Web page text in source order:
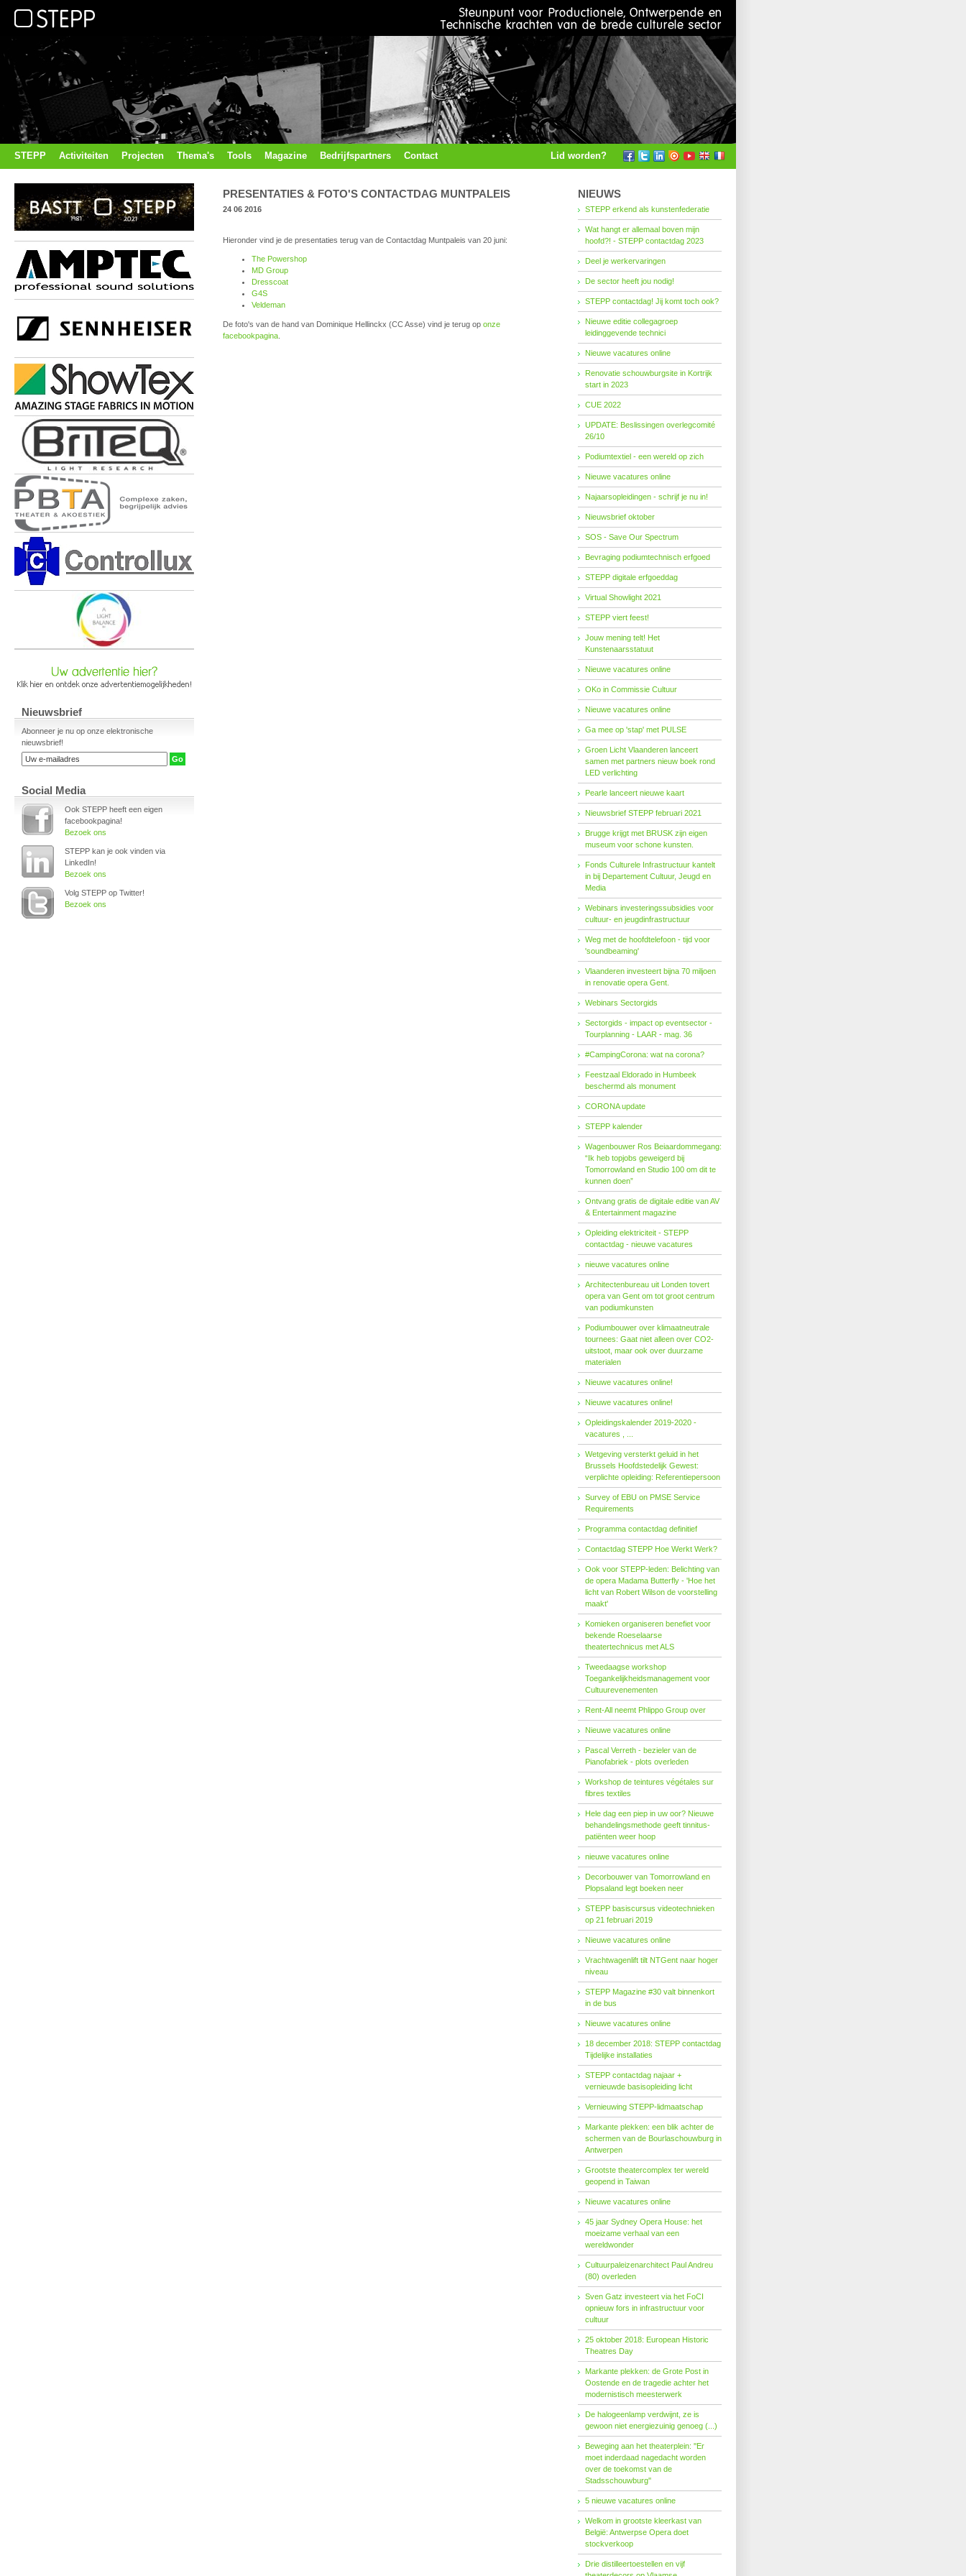
STEPP Activiteiten Projecten Thema's Tools Magazine Bedrijfspartners Contact Lid worden?
Nieuwsbrief
Abonneer je nu op onze elektronische
nieuwsbrief!
Social Media
Ook STEPP heeft een eigen
facebookpagina!
Bezoek ons
STEPP kan je ook vinden via
LinkedIn!
Bezoek ons
Volg STEPP op Twitter!
Bezoek ons
PRESENTATIES & FOTO'S CONTACTDAG MUNTPALEIS
24 06 2016
Hieronder vind je de presentaties terug van de Contactdag Muntpaleis van 20 juni:
The Powershop
MD Group
Dresscoat
G4S
Veldeman
De foto's van de hand van Dominique Hellinckx (CC Asse) vind je terug op onze
facebookpagina
NIEUWS
STEPP erkend als kunstenfederatie
Wat hangt er allemaal boven mijn
hoofd?! - STEPP contactdag 2023
Deel je werkervaringen
De sector heeft jou nodig!
STEPP contactdag! Jij komt toch ook?
Nieuwe editie collegagroep
leidinggevende technici
Nieuwe vacatures online
Renovatie schouwburgsite in Kortrijk
start in 2023
CUE 2022
UPDATE: Beslissingen overlegcomité
26/10
Podiumtextiel - een wereld op zich
Nieuwe vacatures online
Najaarsopleidingen - schrijf je nu in!
Nieuwsbrief oktober
SOS - Save Our Spectrum
Bevraging podiumtechnisch erfgoed
STEPP digitale erfgoeddag
Virtual Showlight 2021
STEPP viert feest!
Jouw mening telt! Het
Kunstenaarsstatuut
Nieuwe vacatures online
OKo in Commissie Cultuur
Nieuwe vacatures online
Ga mee op 'stap' met PULSE
Groen Licht Vlaanderen lanceert
samen met partners nieuw boek rond
LED verlichting
Pearle lanceert nieuwe kaart
Nieuwsbrief STEPP februari 2021
Brugge krijgt met BRUSK zijn eigen
museum voor schone kunsten.
Fonds Cul­tu­re­le In­fra­struc­tuur kan­telt
in bij De­par­te­ment Cul­tuur, Jeugd en
Me­dia
Webinars investeringssubsidies voor
cultuur- en jeugdinfrastructuur
Weg met de hoofdtelefoon - tijd voor
'soundbeaming'
Vlaanderen investeert bijna 70 miljoen
in renovatie opera Gent.
Webinars Sectorgids
Sectorgids - impact op eventsector -
Tourplanning - LAAR - mag. 36
#CampingCorona: wat na corona?
Feestzaal Eldorado in Humbeek
beschermd als monument
CORONA update
STEPP kalender
Wagenbouwer Ros Beiaardommegang:
“Ik heb topjobs geweigerd bij
Tomorrowland en Studio 100 om dit te
kunnen doen”
Ontvang gratis de digitale editie van AV
& Entertainment magazine
Opleiding elektriciteit - STEPP
contactdag - nieuwe vacatures
nieuwe vacatures online
Architectenbureau uit Londen tovert
opera van Gent om tot groot centrum
van podiumkunsten
Podiumbouwer over klimaatneutrale
tournees: Gaat niet alleen over CO2-
uitstoot, maar ook over duurzame
materialen
Nieuwe vacatures online!
Nieuwe vacatures online!
Opleidingskalender 2019-2020 -
vacatures , ...
Wetgeving versterkt geluid in het
Brussels Hoofdstedelijk Gewest:
verplichte opleiding: Referentiepersoon
Survey of EBU on PMSE Service
Requirements
Programma contactdag definitief
Contactdag STEPP Hoe Werkt Werk?
Ook voor STEPP-leden: Belichting van
de opera Madama Butterfly - 'Hoe het
licht van Robert Wilson de voorstelling
maakt'
Komieken organiseren benefiet voor
bekende Roeselaarse
theatertechnicus met ALS
Tweedaagse workshop
Toegankelijkheidsmanagement voor
Cultuurevenementen
Rent-All neemt Phlippo Group over
Nieuwe vacatures online
Pascal Verreth - bezieler van de
Pianofabriek - plots overleden
Workshop de teintures végétales sur
fibres textiles
Hele dag een piep in uw oor? Nieuwe
behandelings­methode geeft tinnitus-
patiënten weer hoop
nieuwe vacatures online
Decorbouwer van Tomorrowland en
Plopsaland legt boeken neer
STEPP basiscursus videotechnieken
op 21 februari 2019
Nieuwe vacatures online
Vrachtwagenlift tilt NTGent naar hoger
niveau
STEPP Magazine #30 valt binnenkort
in de bus
Nieuwe vacatures online
18 december 2018: STEPP contactdag
Tijdelijke installaties
STEPP contactdag najaar +
vernieuwde basisopleiding licht
Vernieuwing STEPP-lidmaatschap
Markante plekken: een blik achter de
schermen van de Bourlaschouwburg in
Antwerpen
Grootste theatercomplex ter wereld
geopend in Taiwan
Nieuwe vacatures online
45 jaar Sydney Opera House: het
moeizame verhaal van een
wereldwonder
Cultuurpaleizenarchitect Paul Andreu
(80) overleden
Sven Gatz investeert via het FoCI
opnieuw fors in infrastructuur voor
cultuur
25 oktober 2018: European Historic
Theatres Day
Markante plekken: de Grote Post in
Oostende en de tragedie achter het
modernistisch meesterwerk
De halogeenlamp verdwijnt, ze is
gewoon niet energiezuinig genoeg (...)
Beweging aan het theaterplein: ''Er
moet inderdaad nagedacht worden
over de toekomst van de
Stadsschouwburg''
5 nieuwe vacatures online
Welkom in grootste kleerkast van
België: Antwerpse Opera doet
stockverkoop
Drie distilleertoestellen en vijf